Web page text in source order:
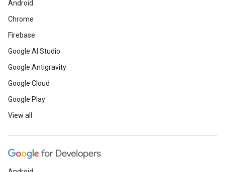
Android
Chrome
Firebase
Google AI Studio
Google Antigravity
Google Cloud
Google Play
View all